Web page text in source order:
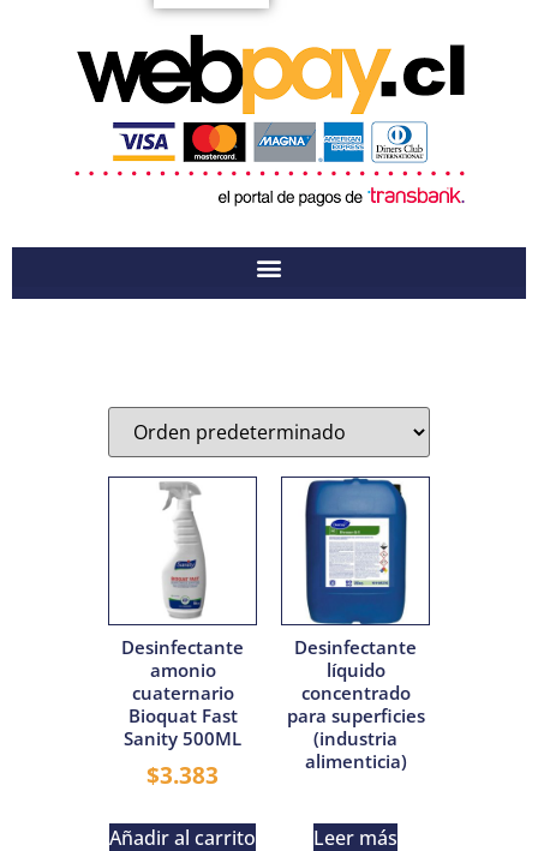
Desinfectante
amonio
cuaternario
Bioquat Fast
Sanity 500ML
$3.383
Añadir al carrito
Desinfectante
líquido
concentrado
para superficies
(industria
alimenticia)
Leer más